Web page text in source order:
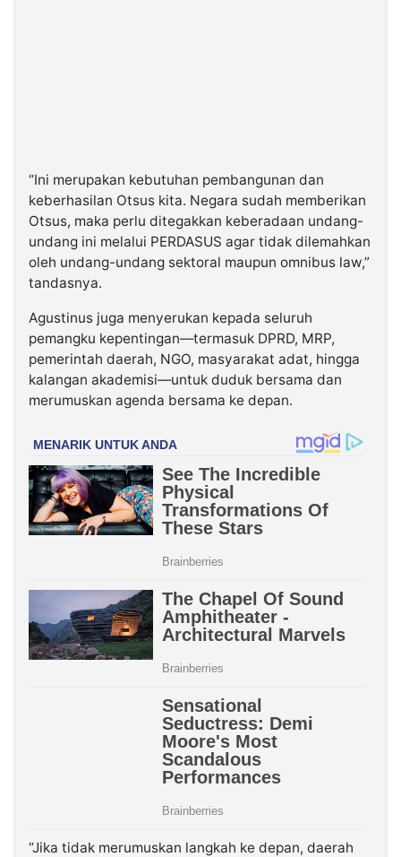
“Ini merupakan kebutuhan pembangunan dan
keberhasilan Otsus kita. Negara sudah memberikan
Otsus, maka perlu ditegakkan keberadaan undang-
undang ini melalui PERDASUS agar tidak dilemahkan
oleh undang-undang sektoral maupun omnibus law,”
tandasnya.
Agustinus juga menyerukan kepada seluruh
pemangku kepentingan—termasuk DPRD, MRP,
pemerintah daerah, NGO, masyarakat adat, hingga
kalangan akademisi—untuk duduk bersama dan
merumuskan agenda bersama ke depan.
“Jika tidak merumuskan langkah ke depan, daerah